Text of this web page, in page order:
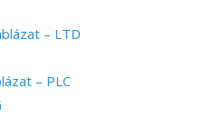
– LTD
– PLC